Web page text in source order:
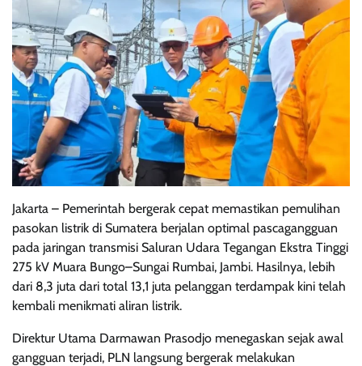
Jakarta – Pemerintah bergerak cepat memastikan pemulihan
pasokan listrik di Sumatera berjalan optimal pascagangguan
pada jaringan transmisi Saluran Udara Tegangan Ekstra Tinggi
275 kV Muara Bungo–Sungai Rumbai, Jambi. Hasilnya, lebih
dari 8,3 juta dari total 13,1 juta pelanggan terdampak kini telah
kembali menikmati aliran listrik.
Direktur Utama Darmawan Prasodjo menegaskan sejak awal
gangguan terjadi, PLN langsung bergerak melakukan